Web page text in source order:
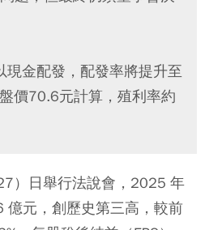
現金配發，配發率將提升至
價70.6元計算，殖利率約
）日舉行法說會，2025 年
元，創歷史第三高，較前